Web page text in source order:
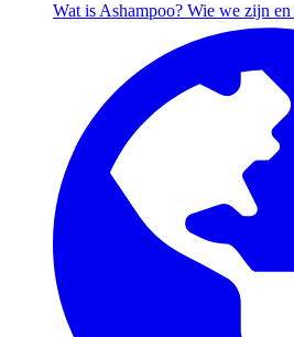
Wat is Ashampoo? Wie we zijn en